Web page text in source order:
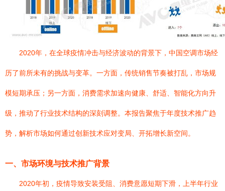
2020年，在全球疫情冲击与经济波动的背景下，中国空调市场经
历了前所未有的挑战与变革。一方面，传统销售节奏被打乱，市场规
模短期承压；另一方面，消费需求加速向健康、舒适、智能化方向升
级，推动了行业技术结构的深刻调整。本报告聚焦于年度技术推广趋
势，解析市场如何通过创新技术应对变局、开拓增长新空间。
一、市场环境与技术推广背景
2020年初，疫情导致安装受阻、消费意愿短期下滑，上半年行业